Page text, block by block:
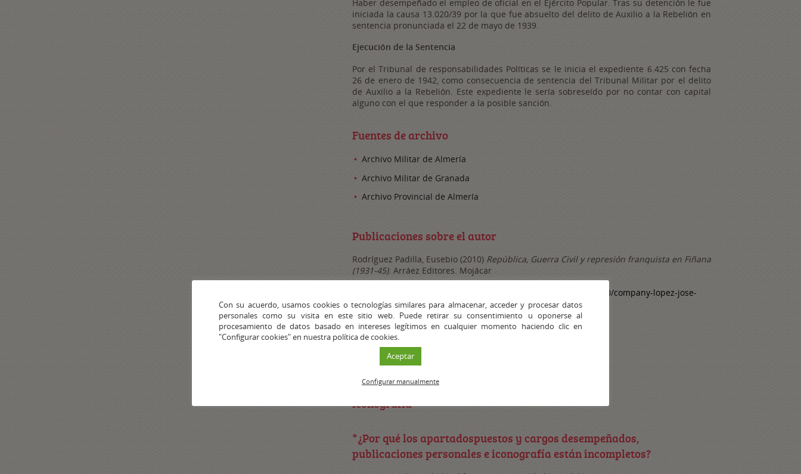
Haber desempeñado el empleo de oficial en el Ejército Popular. Tras su detención le fue
iniciada la causa 13.020/39 por la que fue absuelto del delito de Auxilio a la Rebelión en
sentencia pronunciada el 22 de mayo de 1939.
Ejecución de la Sentencia
Por el Tribunal de responsabilidades Políticas se le inicia el expediente 6.425 con fecha
26 de enero de 1942, como consecuencia de sentencia del Tribunal Militar por el delito
de Auxilio a la Rebelión. Este expediente le sería sobreseído por no contar con capital
alguno con el que responder a la posible sanción.
Fuentes de archivo
Archivo Militar de Almería
Archivo Militar de Granada
Archivo Provincial de Almería
Publicaciones sobre el autor
Rodríguez Padilla, Eusebio (2010) República, Guerra Civil y represión franquista en Fiñana
(1931-45). Arráez Editores. Mojácar
http://garciaramosmedicosalmerienses.blogspot.com.es/2012/10/company-lopez-jose-
1909-d1957.html
Puestos y cargos desempeñados
Publicaciones personales
Iconografía
*¿Por qué los apartadospuestos y cargos desempeñados,
publicaciones personales e iconografía están incompletos?
Con su acuerdo, usamos cookies o tecnologías similares para almacenar, acceder y procesar datos
personales como su visita en este sitio web. Puede retirar su consentimiento u oponerse al
procesamiento de datos basado en intereses legítimos en cualquier momento haciendo clic en
"Configurar cookies" en nuestra política de cookies.
Aceptar
Configurar manualmente